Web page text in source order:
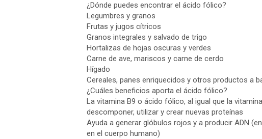
¿Dónde puedes encontrar el ácido fólico?
Legumbres y granos
Frutas y jugos cítricos
Granos integrales y salvado de trigo
Hortalizas de hojas oscuras y verdes
Carne de ave, mariscos y carne de cerdo
Hígado
Cereales, panes enriquecidos y otros productos a
¿Cuáles beneficios aporta el ácido fólico?
La vitamina B9 o ácido fólico, al igual que la
descomponer, utilizar y crear nuevas proteínas
Ayuda a generar glóbulos rojos y a producir ADN
en el cuerpo humano)